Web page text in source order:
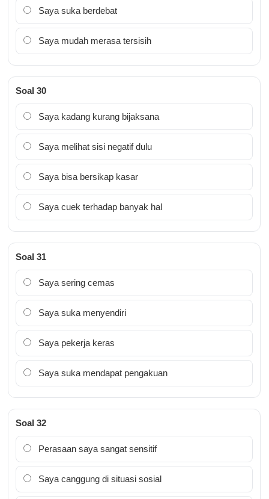
Saya suka berdebat
Saya mudah merasa tersisih
Soal 30
Saya kadang kurang bijaksana
Saya melihat sisi negatif dulu
Saya bisa bersikap kasar
Saya cuek terhadap banyak hal
Soal 31
Saya sering cemas
Saya suka menyendiri
Saya pekerja keras
Saya suka mendapat pengakuan
Soal 32
Perasaan saya sangat sensitif
Saya canggung di situasi sosial